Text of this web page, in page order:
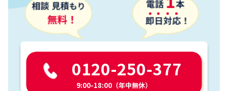
0120-250-377
9:00-18:00（年中無休）